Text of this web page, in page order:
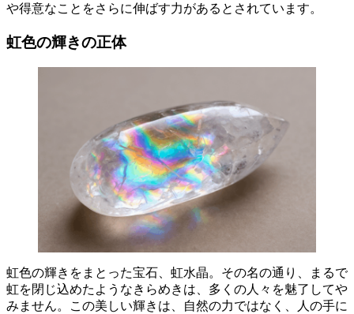
や得意なことをさらに伸ばす力があるとされています。
虹色の輝きの正体
虹色の輝きをまとった宝石、虹水晶。その名の通り、まるで
虹を閉じ込めたようなきらめきは、多くの人々を魅了してや
みません。
この美しい輝きは、自然の力ではなく、人の手に